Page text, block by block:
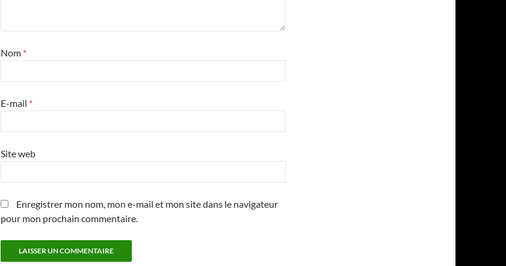
Nom *
E-mail *
Site web
Enregistrer mon nom, mon e-mail et mon site dans le navigateur
pour mon prochain commentaire.